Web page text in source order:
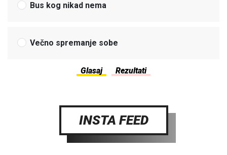
Bus kog nikad nema
Večno spremanje sobe
INSTA FEED